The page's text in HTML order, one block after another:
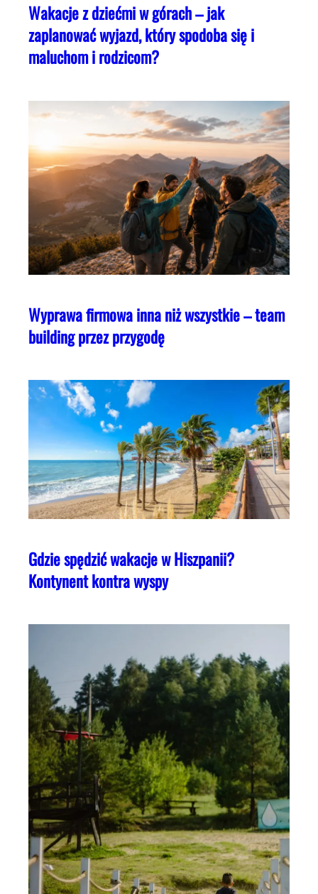
Wakacje z dziećmi w górach – jak
zaplanować wyjazd, który spodoba się i
maluchom i rodzicom?
Wyprawa firmowa inna niż wszystkie – team
building przez przygodę
Gdzie spędzić wakacje w Hiszpanii?
Kontynent kontra wyspy